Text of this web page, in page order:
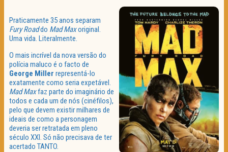
Praticamente 35 anos separam
Fury Roaddo Mad Maxoriginal.
Uma vida. Literalmente.
O mais incrível da nova versão do
polícia maluco é o facto de
George Miller representá-lo
exatamente como seria expetável.
Mad Maxfaz parte do imaginário de
todos e cada um de nós (cinéfilos),
pelo que devem existir milhares de
ideais de como a personagem
deveria ser retratada em pleno
século XXI. Só não precisava de ter
acertado TANTO.